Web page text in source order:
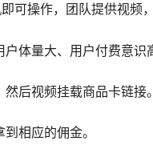
可操作，团队提供视频
体量大、用户付费意识
后视频挂载商品卡链接。
相应的佣金。